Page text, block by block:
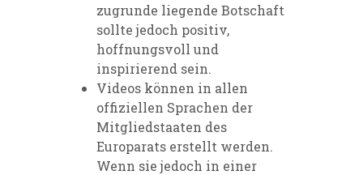
zugrunde liegende Botschaft
sollte jedoch positiv,
hoffnungsvoll und
inspirierend sein.
Videos können in allen
offiziellen Sprachen der
Mitgliedstaaten des
Europarats erstellt werden.
Wenn sie jedoch in einer